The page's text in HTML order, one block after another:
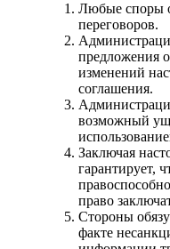
Любые споры
переговоров.
предложения
изменений
соглашения.
возможный
Заключая
гарантирует,
право
Стороны
факте